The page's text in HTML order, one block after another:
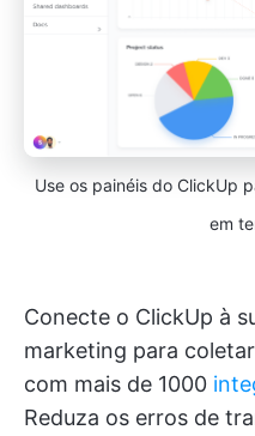
Use os painéis do ClickUp
em
Conecte o ClickUp à
marketing para
com mais de 1000
Reduza os erros de